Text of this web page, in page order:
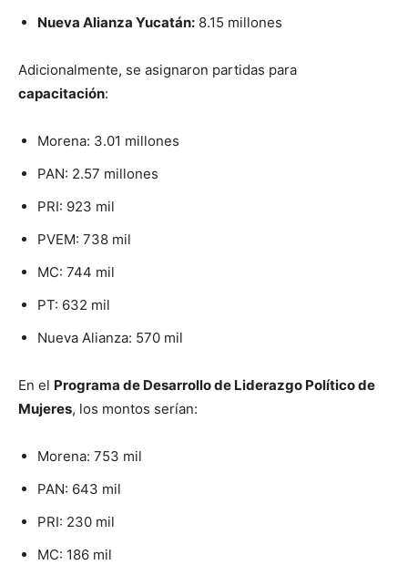
Nueva Alianza Yucatán: 8.15 millones
Adicionalmente, se asignaron partidas para
capacitación:
Morena: 3.01 millones
PAN: 2.57 millones
PRI: 923 mil
PVEM: 738 mil
MC: 744 mil
PT: 632 mil
Nueva Alianza: 570 mil
En el Programa de Desarrollo de Liderazgo Político de
Mujeres, los montos serían:
Morena: 753 mil
PAN: 643 mil
PRI: 230 mil
MC: 186 mil